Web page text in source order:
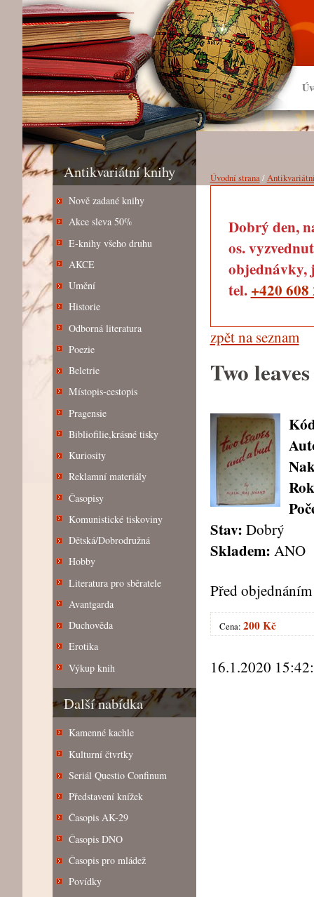
Antikvariátní knihy
Nově zadané knihy
Akce sleva 50%
E-knihy všeho druhu
AKCE
Umění
Historie
Odborná literatura
Poezie
Beletrie
Místopis-cestopis
Pragensie
Bibliofilie,krásné tisky
Kuriosity
Reklamní materiály
Časopisy
Komunistické tiskoviny
Dětská/Dobrodružná
Hobby
Literatura pro sběratele
Avantgarda
Duchověda
Erotika
Výkup knih
Další nabídka
Kamenné kachle
Kulturní čtvrtky
Seriál Questio Confinum
Představení knížek
Časopis AK-29
Časopis DNO
Časopis pro mládež
Povídky
Úvodní strana/
Dobrý den,
os.
objednávky,
tel. +420 608
zpět na seznam
Two
Stav: Dobrý
Skladem: ANO
Před
Cena:200 Kč
16.1.2020